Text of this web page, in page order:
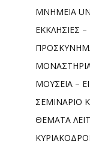
ΜΝΗΜΕΙΑ
ΕΚΚΛΗΣΙΕΣ
ΜΟΥΣΕΙΑ –
ΣΕΜΙΝΑΡΙΟ
ΘΕΜΑΤΑ